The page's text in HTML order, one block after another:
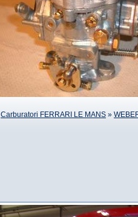
Carburatori FERRARI LE MANS »